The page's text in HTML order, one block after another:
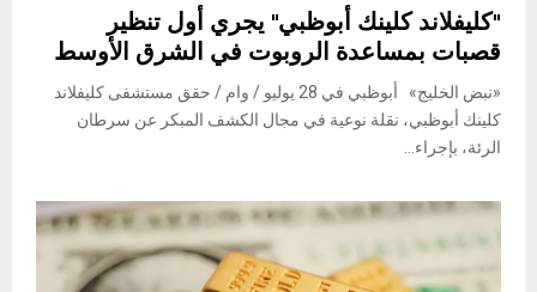
"كليفلاند كلينك أبوظبي" يجري أول تنظير
قصبات بمساعدة الروبوت في الشرق الأوسط
«نبض الخليج» أبوظبي في 28 يوليو / وام / حقق مستشفى كليفلاند
كلينك أبوظبي، نقلة نوعية في مجال الكشف المبكر عن سرطان
الرئة، بإجراء...